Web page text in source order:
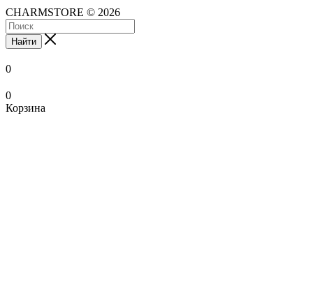
CHARMSTORE © 2026
Найти
0
0
Корзина